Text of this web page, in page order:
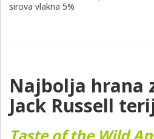
sirova vlakna 5%
Najbolja hrana
Jack Russell